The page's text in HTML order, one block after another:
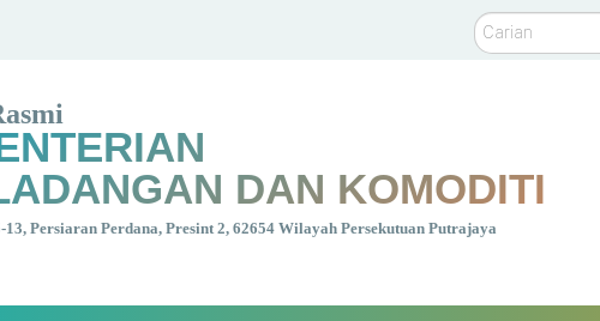
Carian
DAN KOMODITI
13, Persiaran Perdana, Presint 2, 62654 Wilayah Persekutuan Putrajaya